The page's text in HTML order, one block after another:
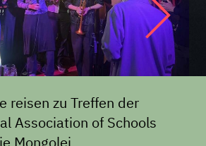
reisen zu Treffen der
Association of Schools
Mongolei